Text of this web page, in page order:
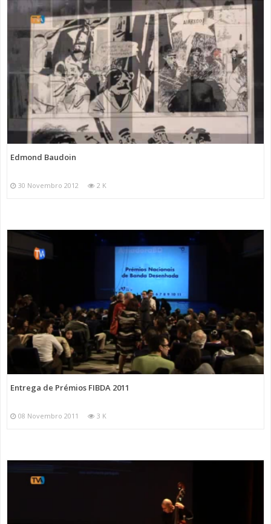
Edmond Baudoin
30 Novembro 2012 2 K
Entrega de Prémios FIBDA 2011
08 Novembro 2011 3 K